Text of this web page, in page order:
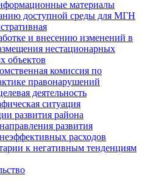
материалы
доступной среды для МГН
и внесению изменений в
нестационарных
объектов
комиссия по
правонарушений
деятельность
ситуация
развития района
развития
расходов
к негативным тенденциям